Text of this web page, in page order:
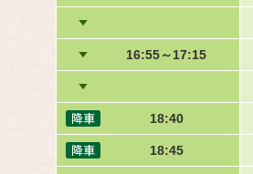
16:55～17:15
18:40
18:45